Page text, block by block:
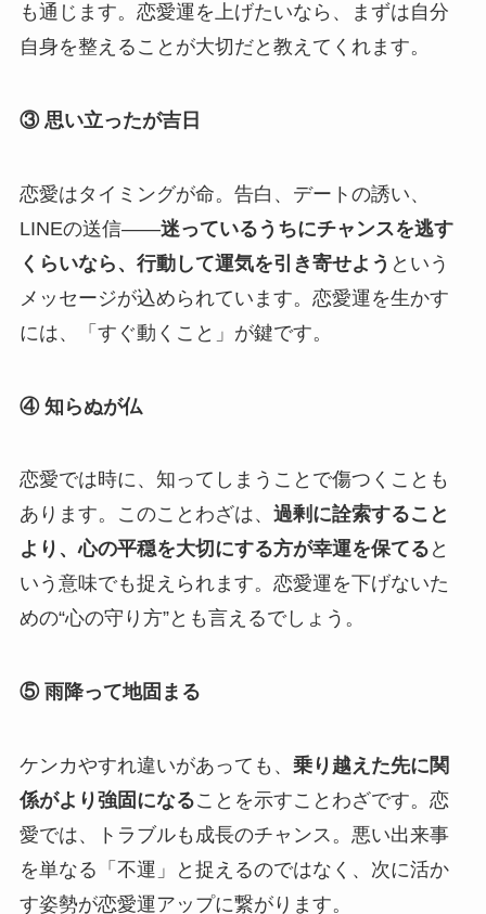
も通じます。恋愛運を上げたいなら、まずは自分
自身を整えることが大切だと教えてくれます。
③ 思い立ったが吉日
恋愛はタイミングが命。告白、デートの誘い、
LINEの送信――迷っているうちにチャンスを逃す
くらいなら、行動して運気を引き寄せよう という
メッセージが込められています。恋愛運を生かす
には、「すぐ動くこと」が鍵です。
④ 知らぬが仏
恋愛では時に、知ってしまうことで傷つくことも
あります。このことわざは、 過剰に詮索すること
より、心の平穏を大切にする方が幸運を保てる と
いう意味でも捉えられます。恋愛運を下げないた
めの“心の守り方”とも言えるでしょう。
⑤ 雨降って地固まる
ケンカやすれ違いがあっても、 乗り越えた先に関
係がより強固になることを示すことわざです。恋
愛では、トラブルも成長のチャンス。悪い出来事
を単なる「不運」と捉えるのではなく、次に活か
す姿勢が恋愛運アップに繋がります。